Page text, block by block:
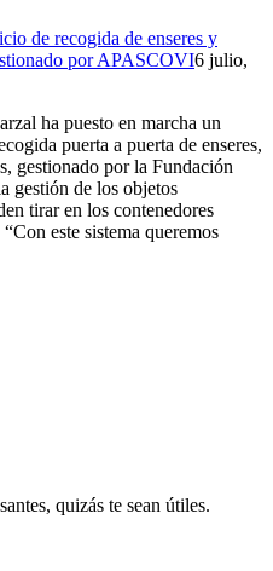
de recogida de enseres y
por APASCOVI6 julio,
ha puesto en marcha un
puerta a puerta de enseres,
gestionado por la Fundación
gestión de los objetos
tirar en los contenedores
este sistema queremos
quizás te sean útiles.